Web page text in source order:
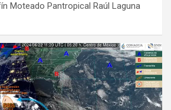
Moteado Pantropical Raúl Laguna